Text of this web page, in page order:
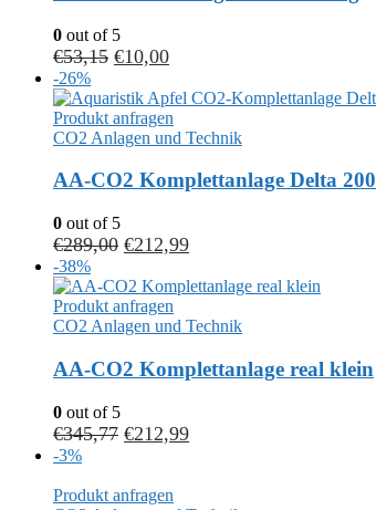
0 out of 5
€53,15 €10,00
-26%
Produkt anfragen
CO2 Anlagen und Technik
AA-CO2 Komplettanlage Delta 200
0 out of 5
€289,00 €212,99
-38%
Produkt anfragen
CO2 Anlagen und Technik
AA-CO2 Komplettanlage real klein
0 out of 5
€345,77 €212,99
-3%
Produkt anfragen